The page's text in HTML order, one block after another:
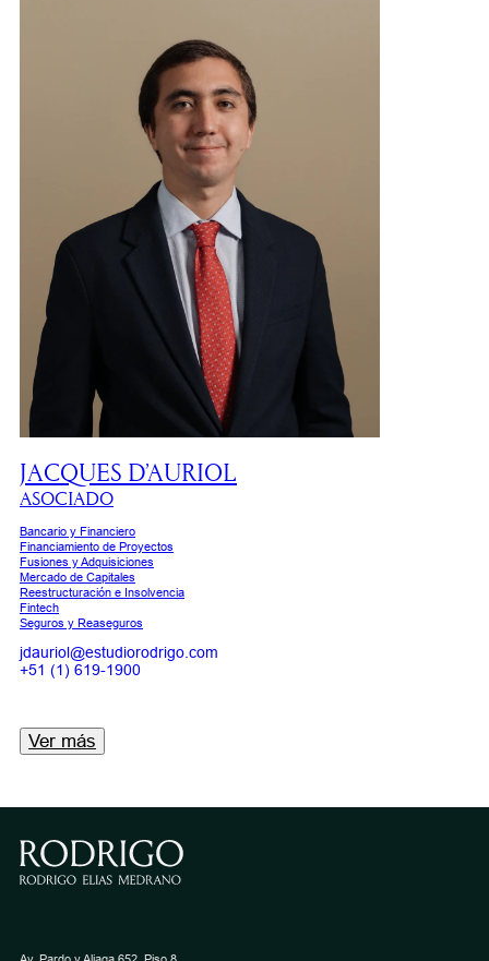
JACQUES D’AURIOL
ASOCIADO
Bancario y Financiero
Financiamiento de Proyectos
Fusiones y Adquisiciones
Mercado de Capitales
Reestructuración e Insolvencia
Fintech
Seguros y Reaseguros
jdauriol@estudiorodrigo.com
+51 (1) 619-1900
Ver más